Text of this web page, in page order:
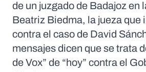
de un juzgado de Badajoz en
Beatriz Biedma, la jueza que
contra el caso de David
mensajes dicen que se trata
de Vox” de “hoy” contra el